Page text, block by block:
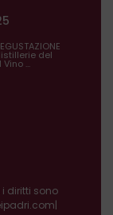
del
...
i diritti sono
|